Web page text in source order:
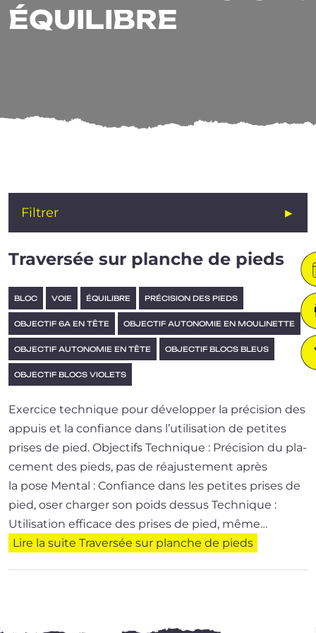
ÉQUILIBRE
Filtrer
Traversée sur planche de pieds
BLOC VOIE ÉQUILIBRE PRÉCISION DES PIEDS
OBJECTIF 6A EN TÊTE OBJECTIF AUTONOMIE EN MOULINETTE
OBJECTIF AUTONOMIE EN TÊTE OBJECTIF BLOCS BLEUS
OBJECTIF BLOCS VIOLETS
Exercice tech­nique pour déve­lop­per la pré­ci­sion des
appuis et la confiance dans l’u­ti­li­sa­tion de petites
prises de pied. Objectifs Technique : Précision du pla­
ce­ment des pieds, pas de réajus­te­ment après
la pose Mental : Confiance dans les petites prises de
pied, oser char­ger son poids dessus Technique :
Utilisation effi­cace des prises de pied, même…
Lire la suite Traversée sur planche de pieds